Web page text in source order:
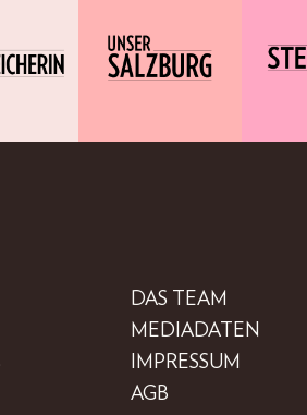
DAS TEAM
MEDIADATEN
IMPRESSUM
AGB